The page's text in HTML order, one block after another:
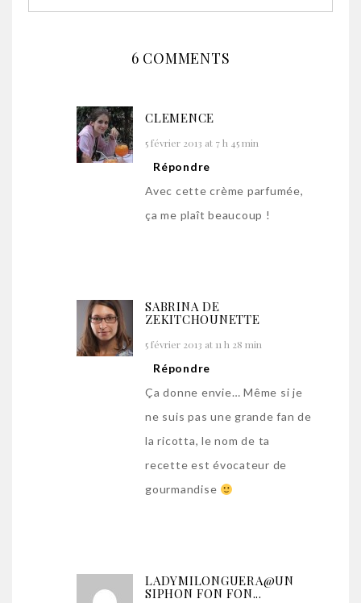
6 COMMENTS
CLEMENCE
5 février 2013 at 7 h 45 min
Répondre
Avec cette crème parfumée,
ça me plaît beaucoup !
SABRINA DE
ZEKITCHOUNETTE
5 février 2013 at 11 h 28 min
Répondre
Ça donne envie… Même si je
ne suis pas une grande fan de
la ricotta, le nom de ta
recette est évocateur de
gourmandise
LADYMILONGUERA@UN
SIPHON FON FON...